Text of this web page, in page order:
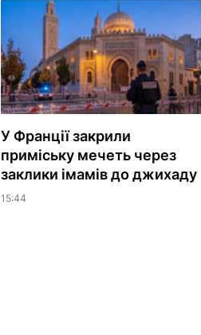
У Франції закрили
приміську мечеть через
заклики імамів до джихаду
15:44